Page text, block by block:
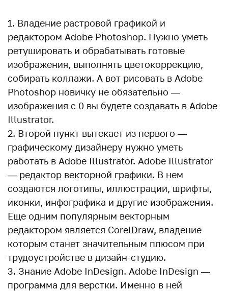
Владение растровой графикой и
редактором Adobe Photoshop. Нужно уметь
ретушировать и обрабатывать готовые
изображения, выполнять цветокоррекцию,
собирать коллажи. А вот рисовать в Adobe
Photoshop новичку не обязательно —
изображения с 0 вы будете создавать в Adobe
Illustrator.
Второй пункт вытекает из первого —
графическому дизайнеру нужно уметь
работать в Adobe Illustrator. Adobe Illustrator
— редактор векторной графики. В нем
создаются логотипы, иллюстрации, шрифты,
иконки, инфографика и другие изображения.
Еще одним популярным векторным
редактором является CorelDraw, владение
которым станет значительным плюсом при
трудоустройстве в дизайн-студию.
Знание Adobe InDesign. Adobe InDesign —
программа для верстки. Именно в ней